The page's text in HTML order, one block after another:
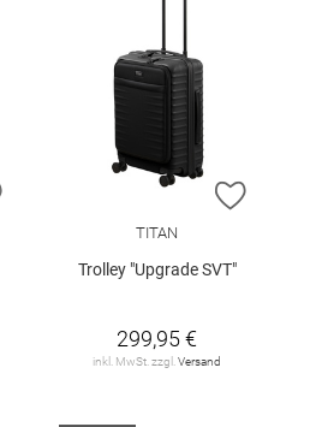
ZUR WUNSCHLISTE HINZUFÜGEN
ZUR
TITAN
Trolley "Upgrade SVT"
299,95 €
inkl. MwSt. zzgl. Versand